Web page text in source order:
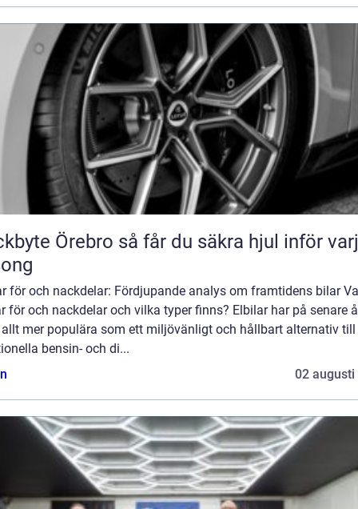
så får du säkra hjul inför varje
för och nackdelar: Fördjupande analys om framtidens bilar
för och nackdelar och vilka typer finns? Elbilar har på senare
mer populära som ett miljövänligt och hållbart alternativ till
bensin- och di...
02 augusti